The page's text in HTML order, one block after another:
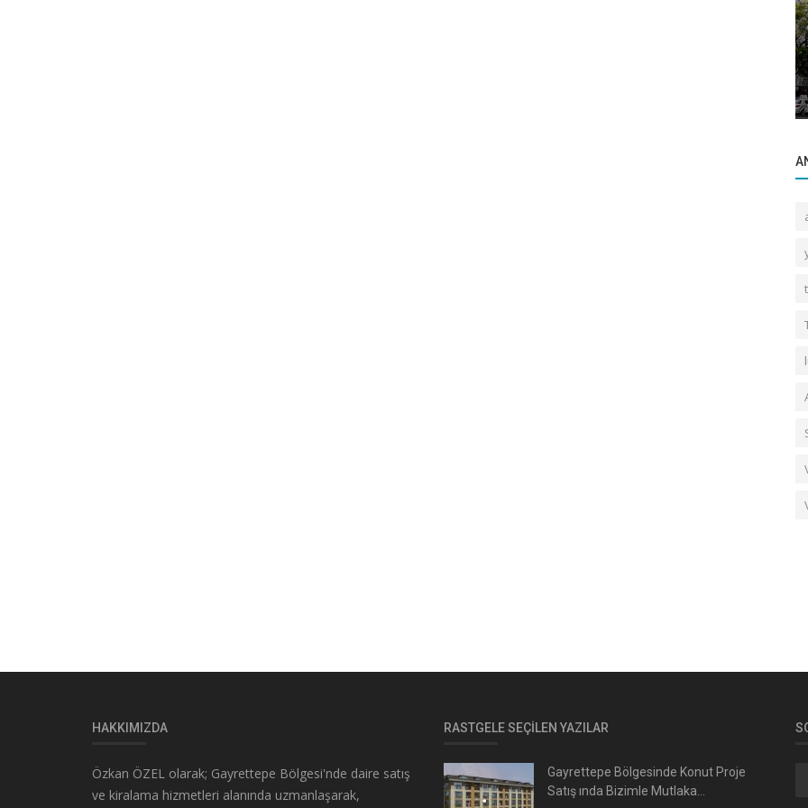
HAKKIMIZDA
Özkan ÖZEL olarak; Gayrettepe Bölgesi'nde daire satış
ve kiralama hizmetleri alanında uzmanlaşarak,
RASTGELE SEÇILEN YAZILAR
Gayrettepe Bölgesinde Konut Proje
Satış ında Bizimle Mutlaka...